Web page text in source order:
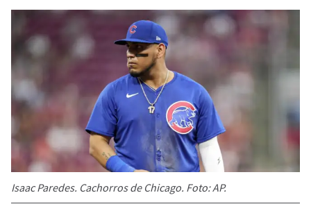
Isaac Paredes. Cachorros de Chicago. Foto: AP.